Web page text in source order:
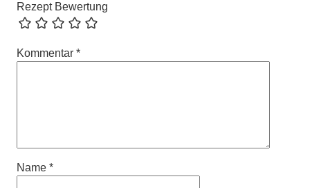
Rezept Bewertung
Kommentar *
Name *